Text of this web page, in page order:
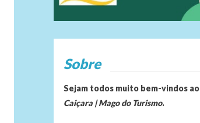
Sobre
Sejam todos muito bem-vindos ao
Caiçara | Mago do Turismo.